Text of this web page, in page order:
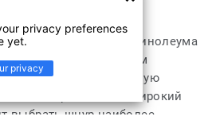
коммерческого линолеума
по самым современным
непревзойденную
сваривания. А широкий
выбрать шнур наиболее
privacy preferences
yet.
privacy